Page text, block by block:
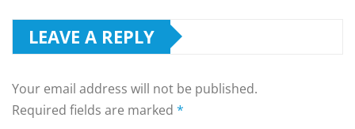
LEAVE A REPLY
Your email address will not be published.
Required fields are marked *